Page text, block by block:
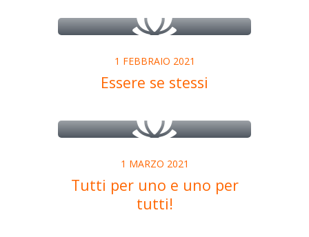
1 FEBBRAIO 2021
Essere se stessi
1 MARZO 2021
Tutti per uno e uno per
tutti!